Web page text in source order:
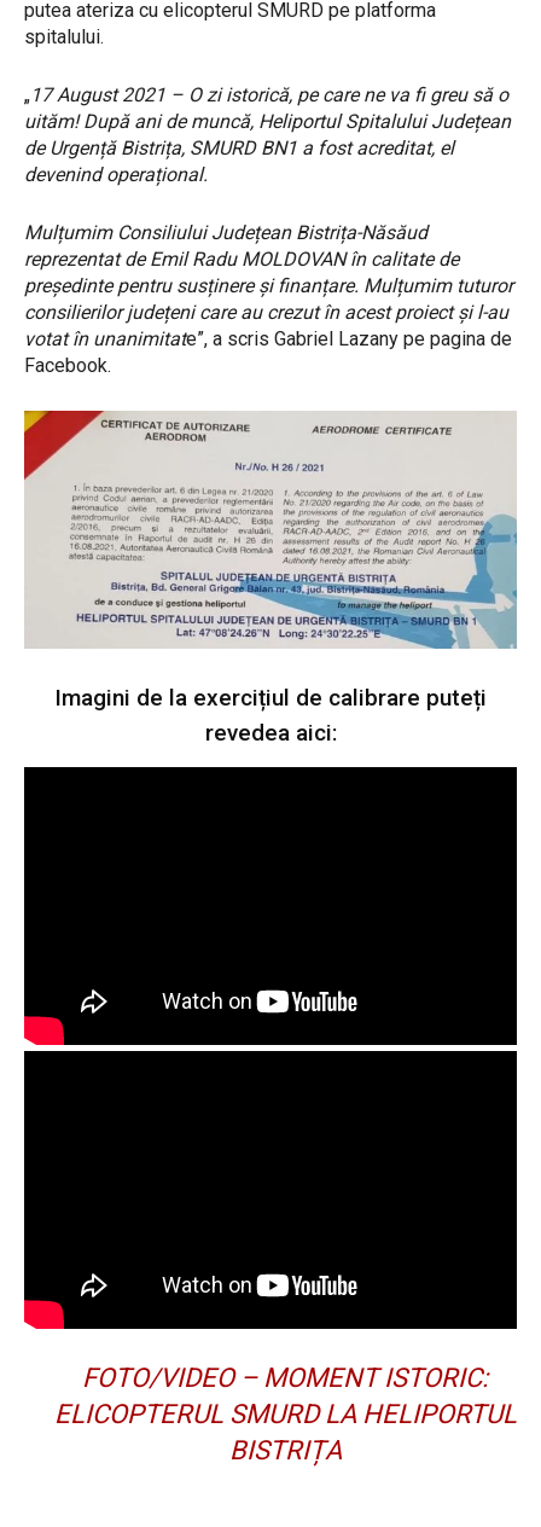
putea ateriza cu elicopterul SMURD pe platforma
spitalului.
„17 August 2021 – O zi istorică, pe care ne va fi greu să o
uităm! După ani de muncă, Heliportul Spitalului Județean
de Urgență Bistrița, SMURD BN1 a fost acreditat, el
devenind operațional.
Mulțumim Consiliului Județean Bistrița-Năsăud
reprezentat de Emil Radu MOLDOVAN în calitate de
președinte pentru susținere și finanțare. Mulțumim tuturor
consilierilor județeni care au crezut în acest proiect și l-au
votat în unanimitate”, a scris Gabriel Lazany pe pagina de
Facebook.
Imagini de la exercițiul de calibrare puteți
revedea aici:
FOTO/VIDEO – MOMENT ISTORIC:
ELICOPTERUL SMURD LA HELIPORTUL
BISTRIȚA